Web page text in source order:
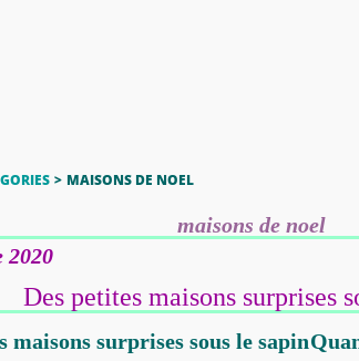
> MAISONS DE NOEL
maisons de noel
2020
Des petites maisons surprises